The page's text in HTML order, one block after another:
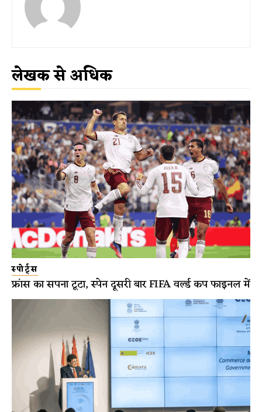
लेखक से अधिक
स्पोर्ट्स
फ्रांस का सपना टूटा, स्पेन दूसरी बार FIFA वर्ल्ड कप फाइनल में